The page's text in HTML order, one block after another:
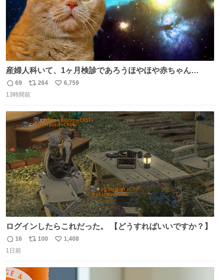
産婦人科いて、1ヶ月検診であろうほやほや赤ちゃん👩‍🍼
と推定2,3歳の女の子👧🏻をワンオペで連れてるママがいる
のだけども 女の子ずっとママの側から離れない…⁉️ 手を繋
たいにﾄﾃﾄﾃついてってるし逃走しないし脱走しないし逃げ
ないし走ら文字数
返
信
69
リ
ポ
ト
数
264
い
数
6,759
13時間前
ログインしたらこれだった。 【どうすればいいですか？】
返
信
16
リ
ト
100
い
1,408
1日前